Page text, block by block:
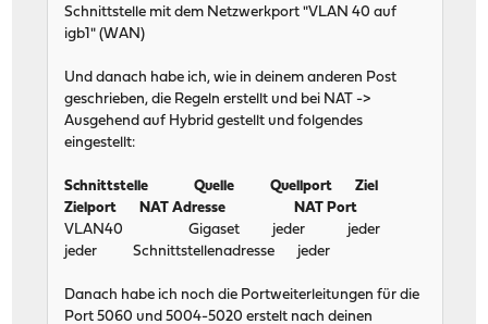
Schnittstelle mit dem Netzwerkport "VLAN 40 auf
igb1" (WAN)
Und danach habe ich, wie in deinem anderen Post
geschrieben, die Regeln erstellt und bei NAT ->
Ausgehend auf Hybrid gestellt und folgendes
eingestellt:
Schnittstelle Quelle Quellport Ziel
Zielport NAT Adresse NAT Port
VLAN40 Gigaset jeder jeder
jeder Schnittstellenadresse jeder
Danach habe ich noch die Portweiterleitungen für die
Port 5060 und 5004-5020 erstelt nach deinen